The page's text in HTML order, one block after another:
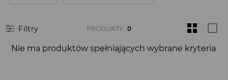
Filtry PRODUKTY: 0
Nie ma produktów spełniających wybrane kryteria